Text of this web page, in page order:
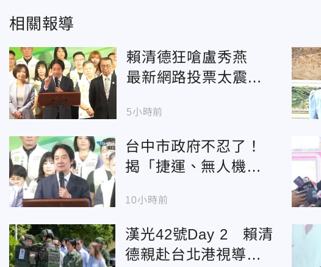
相關報導
賴清德狂嗆盧秀燕
最新網路投票太震
倒
5小時前
台中市政府不忍了！
揭「捷運、無人機、
10小時前
漢光42號Day 2 賴清
德親赴台北港視導飛